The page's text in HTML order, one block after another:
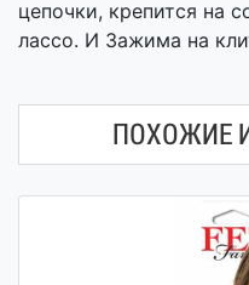
цепочки, крепится на
лассо. И Зажима на
ПОХОЖИЕ